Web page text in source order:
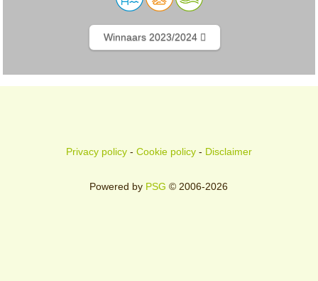
Winnaars 2023/2024
Privacy policy- Cookie policy- Disclaimer
Powered by PSG © 2006-2026